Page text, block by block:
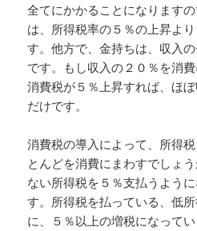
全てにかかることになります
は、所得税率の５％の上昇よ
す。他方で、金持ちは、収入
です。もし収入の２０％を消
消費税が５％上昇すれば、ほ
だけです。
消費税の導入によって、所得
とんどを消費にまわすでしょ
ない所得税を５％支払うよう
す。所得税を払っている、低
に、５％以上の増税になって